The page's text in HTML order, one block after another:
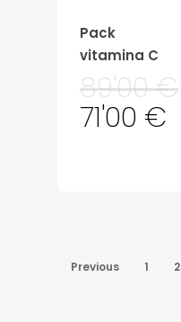
Pack
vitamina C
89'00€
71'00 €
Previous 1 2